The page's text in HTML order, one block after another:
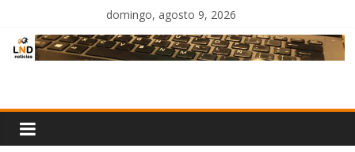
contenido
domingo, agosto 9, 2026
Noticias